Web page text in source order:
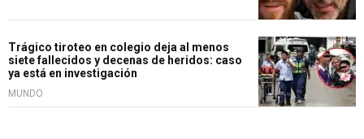
Trágico tiroteo en colegio deja al menos
siete fallecidos y decenas de heridos: caso
ya está en investigación
MUNDO